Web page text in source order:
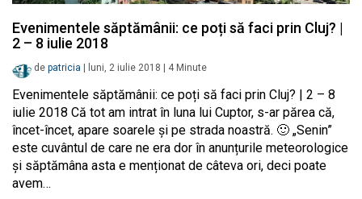
Evenimentele săptămânii: ce poți să faci prin Cluj? |
2 – 8 iulie 2018
de patricia luni, 2 iulie 2018 4 Minute
Evenimentele săptămânii: ce poți să faci prin Cluj? | 2 – 8
iulie 2018 Că tot am intrat în luna lui Cuptor, s-ar părea că,
încet-încet, apare soarele și pe strada noastră. 🙂 „Senin”
este cuvântul de care ne era dor în anunțurile meteorologice
și săptămâna asta e menționat de câteva ori, deci poate
avem…